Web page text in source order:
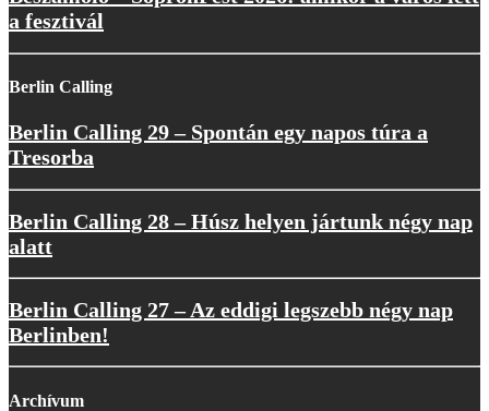
a fesztivál
Berlin Calling
Berlin Calling 29 – Spontán egy napos túra a
Tresorba
Berlin Calling 28 – Húsz helyen jártunk négy nap
alatt
Berlin Calling 27 – Az eddigi legszebb négy nap
Berlinben!
Archívum